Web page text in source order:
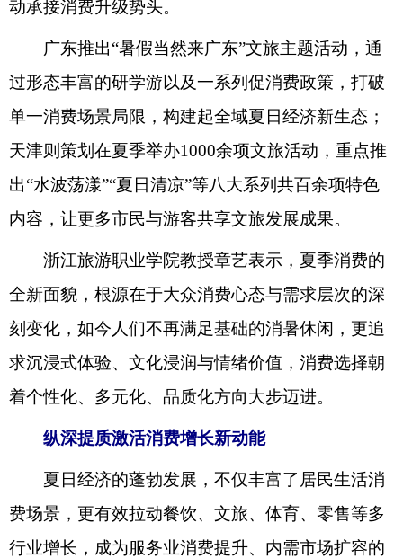
动承接消费升级势头。
广东推出“暑假当然来广东”文旅主题活动，通
过形态丰富的研学游以及一系列促消费政策，打破
单一消费场景局限，构建起全域夏日经济新生态；
天津则策划在夏季举办1000余项文旅活动，重点推
出“水波荡漾”“夏日清凉”等八大系列共百余项特色
内容，让更多市民与游客共享文旅发展成果。
浙江旅游职业学院教授章艺表示，夏季消费的
全新面貌，根源在于大众消费心态与需求层次的深
刻变化，如今人们不再满足基础的消暑休闲，更追
求沉浸式体验、文化浸润与情绪价值，消费选择朝
着个性化、多元化、品质化方向大步迈进。
纵深提质激活消费增长新动能
夏日经济的蓬勃发展，不仅丰富了居民生活消
费场景，更有效拉动餐饮、文旅、体育、零售等多
行业增长，成为服务业消费提升、内需市场扩容的